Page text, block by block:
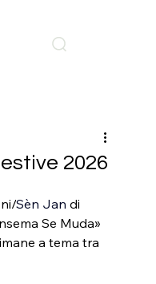
2026
Sèn Jan di
Se Muda»
a tema tra